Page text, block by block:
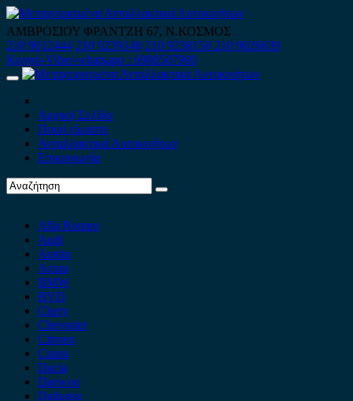
Skip
to
content
ΑΜΒΡΟΣΙΟΥ ΦΡΑΝΤΖΗ 67, Ν.ΚΟΣΜΟΣ
210 9012444 210 9239148 210 9238158 210 9026839
Κινητό-Viber-whatsapp : 6980507900
Primary
Αρχική Σελίδα
Ποιοί είμαστε
Ανταλλακτικά Αυτοκινήτων
Επικοινωνία
Alfa Romeo
Audi
Austin
Acura
BMW
BYD
Chery
Chevrolet
Citroen
Cupra
Dacia
Daewoo
Daihatsu